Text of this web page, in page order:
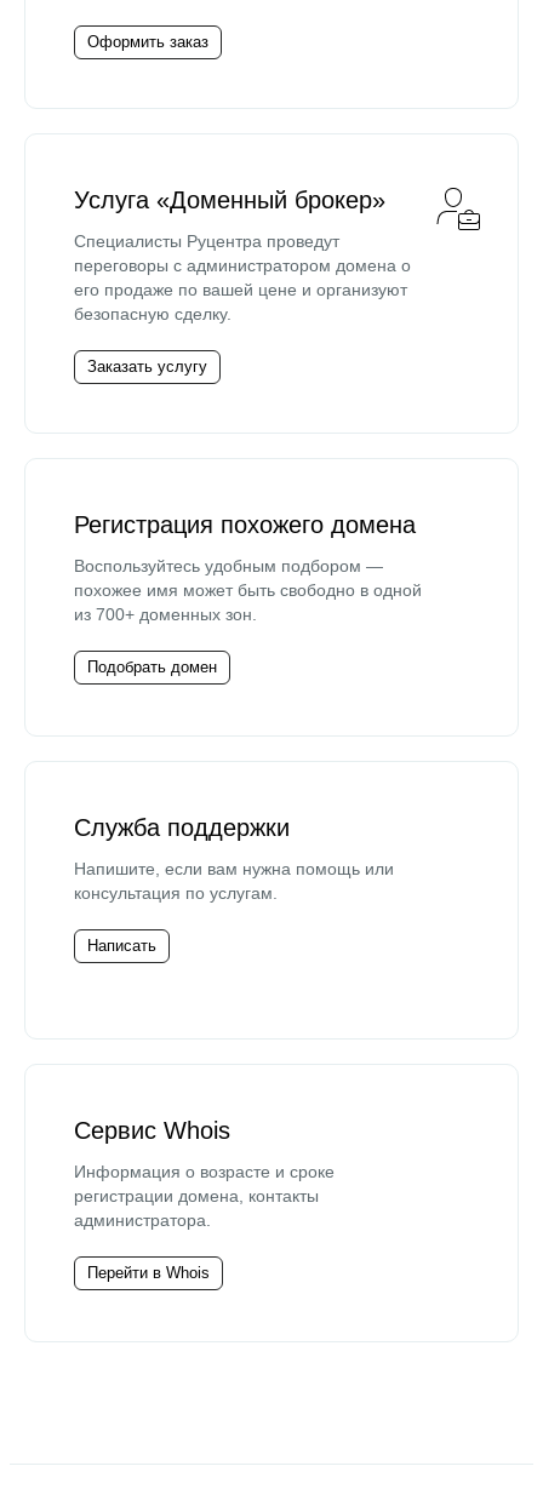
Оформить заказ
Услуга «Доменный брокер»
Специалисты Руцентра проведут
переговоры с администратором домена о
его продаже по вашей цене и организуют
безопасную сделку.
Заказать услугу
Регистрация похожего домена
Воспользуйтесь удобным подбором —
похожее имя может быть свободно в одной
из 700+ доменных зон.
Подобрать домен
Служба поддержки
Напишите, если вам нужна помощь или
консультация по услугам.
Написать
Сервис Whois
Информация о возрасте и сроке
регистрации домена, контакты
администратора.
Перейти в Whois